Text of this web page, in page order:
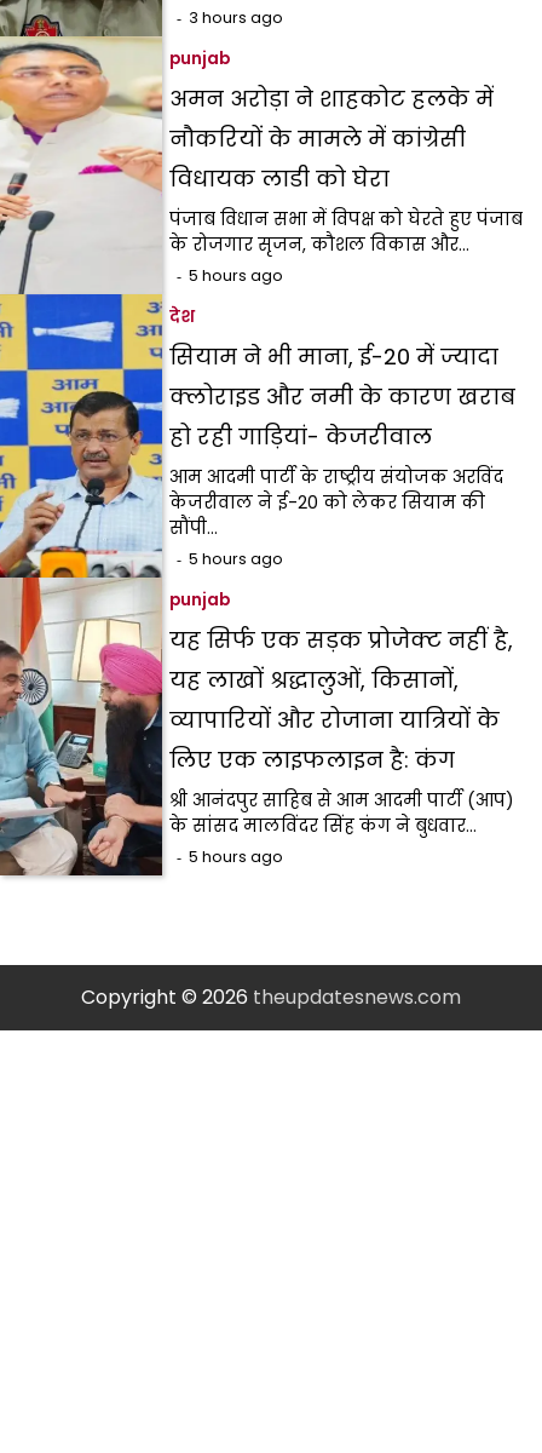
3 hours ago
punjab
अमन अरोड़ा ने शाहकोट हलके में
नौकरियों के मामले में कांग्रेसी
विधायक लाडी को घेरा
पंजाब विधान सभा में विपक्ष को घेरते हुए पंजाब
के रोजगार सृजन, कौशल विकास और…
5 hours ago
देश
सियाम ने भी माना, ई-20 में ज्यादा
क्लोराइड और नमी के कारण खराब
हो रही गाड़ियां- केजरीवाल
आम आदमी पार्टी के राष्ट्रीय संयोजक अरविंद
केजरीवाल ने ई-20 को लेकर सियाम की
सौंपी…
5 hours ago
punjab
यह सिर्फ एक सड़क प्रोजेक्ट नहीं है,
यह लाखों श्रद्धालुओं, किसानों,
व्यापारियों और रोजाना यात्रियों के
लिए एक लाइफलाइन है: कंग
श्री आनंदपुर साहिब से आम आदमी पार्टी (आप)
के सांसद मालविंदर सिंह कंग ने बुधवार…
5 hours ago
Copyright © 2026 theupdatesnews.com